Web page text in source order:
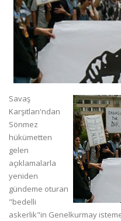
Savaş
Karşıtları'ndan
Sönmez
hükümetten
gelen
açıklamalarla
yeniden
gündeme oturan
"bedelli
askerlik"in Genelkurmay